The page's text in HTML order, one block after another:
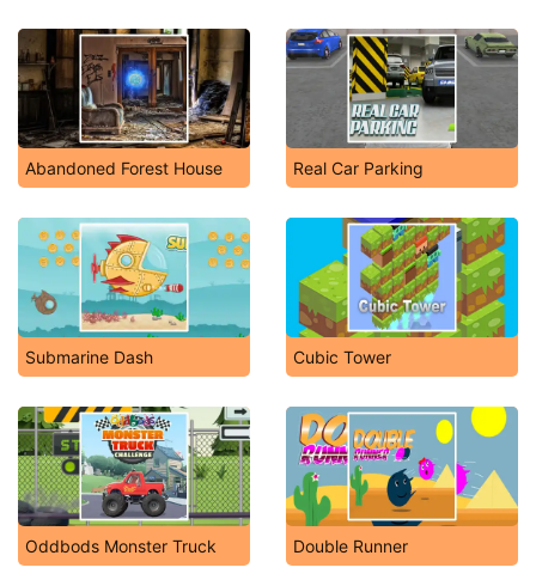
Abandoned Forest House Real Car Parking
Submarine Dash Cubic Tower
Oddbods Monster Truck Double Runner